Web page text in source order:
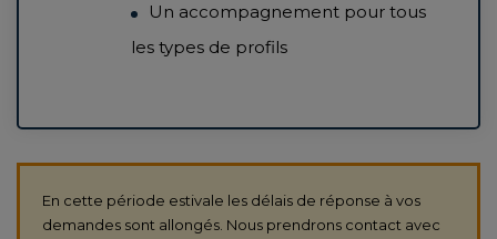
Un accompagnement pour tous
les types de profils
En cette période estivale les délais de réponse à vos
demandes sont allongés. Nous prendrons contact avec